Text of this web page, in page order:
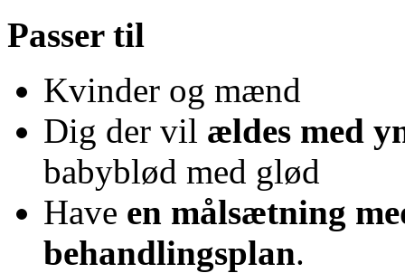
Passer til
Kvinder og mænd
Dig der vil ældes med
babyblød med glød
Have en målsætning
behandlingsplan.